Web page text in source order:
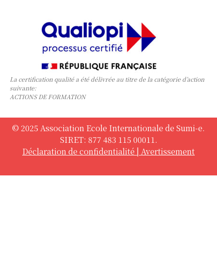
La certification qualité a été délivrée au titre de la catégorie d’action
suivante:
ACTIONS DE FORMATION
© 2025 Association Ecole Internationale de Sumi-e.
SIRET: 877 483 115 00011.
Déclaration de confidentialité | Avertissement